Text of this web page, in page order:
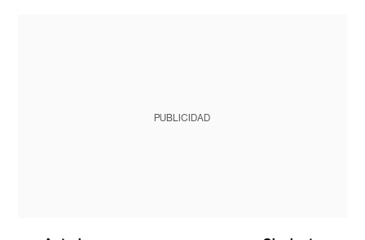
PUBLICIDAD